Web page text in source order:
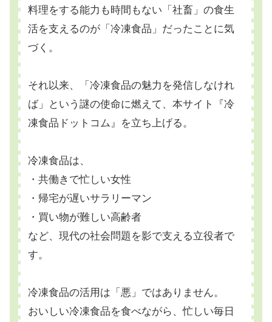
料理をする能力も時間もない「社畜」の食生
活を支えるのが「冷凍食品」だったことに気
づく。
それ以来、「冷凍食品の魅力を発信しなけれ
ば」という謎の使命に燃えて、本サイト『冷
凍食品ドットコム』を立ち上げる。
冷凍食品は、
・共働きで忙しい女性
・帰宅が遅いサラリーマン
・買い物が難しい高齢者
など、現代の社会問題を影で支える立役者で
す。
冷凍食品の活用は「悪」ではありません。
おいしい冷凍食品を食べながら、忙しい毎日